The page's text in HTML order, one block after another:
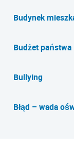
Budynek
Budżet państwa
Bullying
Błąd – wada